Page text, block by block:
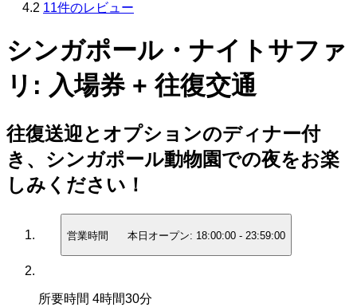
4.2 11件のレビュー
シンガポール・ナイトサファ
リ: 入場券 + 往復交通
往復送迎とオプションのディナー付
き、シンガポール動物園での夜をお楽
しみください！
営業時間 本日オープン: 18:00:00 - 23:59:00
所要時間 4時間30分